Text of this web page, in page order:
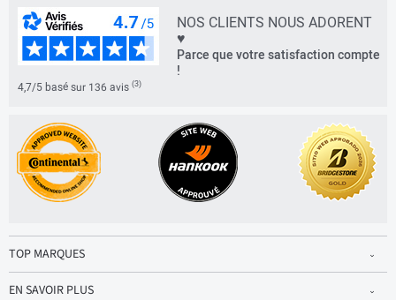
NOS CLIENTS NOUS ADORENT
♥
Parce que votre satisfaction compte
!
4,7/5 basé sur 136 avis (3)
TOP MARQUES
EN SAVOIR PLUS